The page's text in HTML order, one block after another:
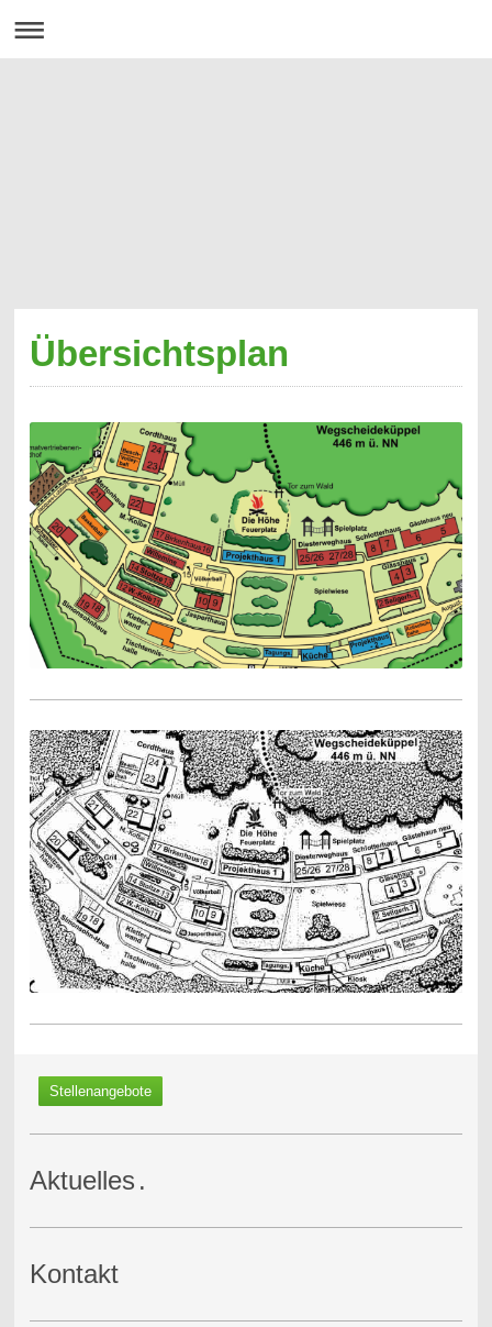
Übersichtsplan
Stellenangebote
Aktuelles .
Kontakt